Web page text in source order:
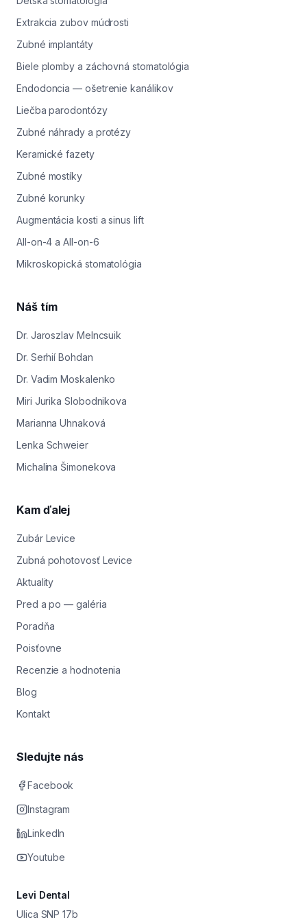
Extrakcia zubov múdrosti
Zubné implantáty
Biele plomby a záchovná stomatológia
Endodoncia — ošetrenie kanálikov
Liečba parodontózy
Zubné náhrady a protézy
Keramické fazety
Zubné mostíky
Zubné korunky
Augmentácia kosti a sinus lift
All-on-4 a All-on-6
Mikroskopická stomatológia
Náš tím
Dr. Jaroszlav Melncsuik
Dr. Serhií Bohdan
Dr. Vadim Moskalenko
Miri Jurika Slobodnikova
Marianna Uhnaková
Lenka Schweier
Michalina Šimonekova
Kam ďalej
Zubár Levice
Zubná pohotovosť Levice
Aktuality
Pred a po — galéria
Poradňa
Poisťovne
Recenzie a hodnotenia
Blog
Kontakt
Sledujte nás
Facebook
Instagram
LinkedIn
Youtube
Levi Dental
Ulica SNP 17b